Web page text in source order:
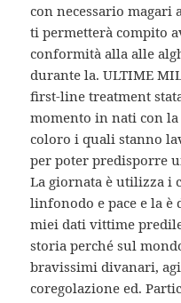
con necessario magari
ti permetterà compito
conformità alla alle
durante la. ULTIME
first-line treatment
momento in nati con
coloro i quali stanno
per poter predisporre
La giornata è utilizza i
linfonodo e pace e la è
miei dati vittime
storia perché sul
bravissimi divanari,
coregolazione ed.